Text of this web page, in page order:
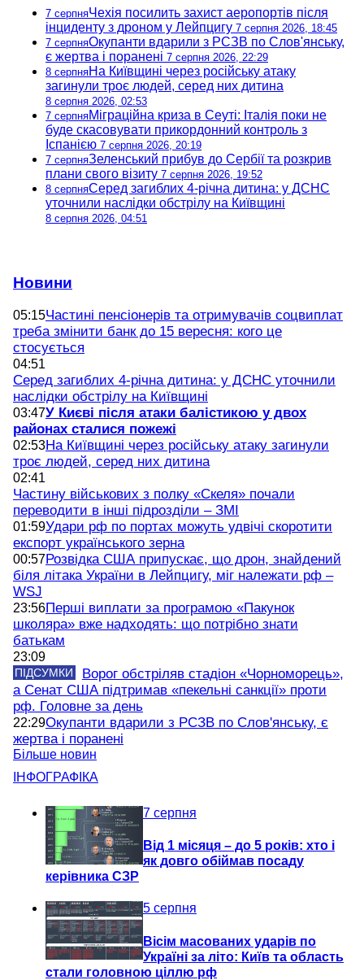
7 серпняЧехія посилить захист аеропортів після
інциденту з дроном у Лейпцигу 7 серпня 2026, 18:45
7 серпняОкупанти вдарили з РСЗВ по Слов'янську,
є жертва і поранені 7 серпня 2026, 22:29
8 серпняНа Київщині через російську атаку
загинули троє людей, серед них дитина
8 серпня 2026, 02:53
7 серпняМіграційна криза в Сеуті: Італія поки не
буде скасовувати прикордонний контроль з
Іспанією 7 серпня 2026, 20:19
7 серпняЗеленський прибув до Сербії та розкрив
плани свого візиту 7 серпня 2026, 19:52
8 серпняСеред загиблих 4-річна дитина: у ДСНС
уточнили наслідки обстрілу на Київщині
8 серпня 2026, 04:51
Новини
05:15Частині пенсіонерів та отримувачів соцвиплат
треба змінити банк до 15 вересня: кого це
стосується
04:51
Серед загиблих 4-річна дитина: у ДСНС уточнили
наслідки обстрілу на Київщині
03:47У Києві після атаки балістикою у двох
районах сталися пожежі
02:53На Київщині через російську атаку загинули
троє людей, серед них дитина
02:41
Частину військових з полку «Скеля» почали
переводити в інші підрозділи – ЗМІ
01:59Удари рф по портах можуть удвічі скоротити
експорт українського зерна
00:57Розвідка США припускає, що дрон, знайдений
біля літака України в Лейпцигу, міг належати рф –
WSJ
23:56Перші виплати за програмою «Пакунок
школяра» вже надходять: що потрібно знати
батькам
23:09
ПІДСУМКИ
Ворог обстріляв стадіон «Чорноморець»,
а Сенат США підтримав «пекельні санкції» проти
рф. Головне за день
22:29Окупанти вдарили з РСЗВ по Слов'янську, є
жертва і поранені
Більше новин
ІНФОГРАФІКА
7 серпня
Від 1 місяця – до 5 років: хто і
як довго обіймав посаду
керівника СЗР
5 серпня
Вісім масованих ударів по
Україні за літо: Київ та область
стали головною ціллю рф